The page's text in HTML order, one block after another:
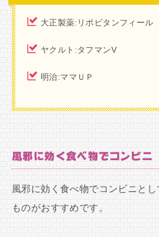
大正製薬:リポビタンフィール
ヤクルト:タフマンV
明治:ママＵＰ
風邪に効く食べ物でコンビニ
風邪に効く食べ物でコンビニと
ものがおすすめです。